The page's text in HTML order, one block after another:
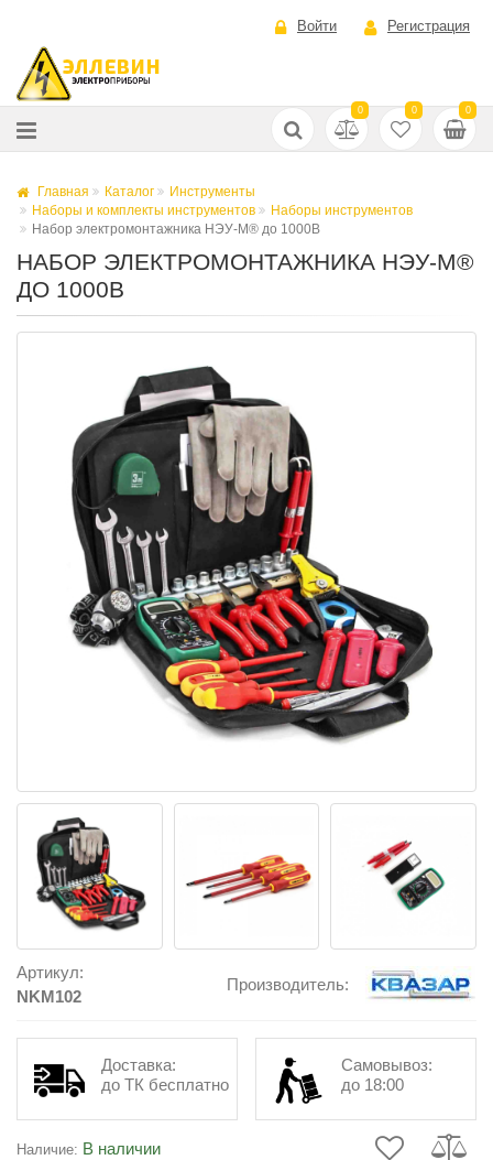
Войти Регистрация
0 0 0
Главная Каталог
Инструменты
Наборы и комплекты инструментов
Наборы инструментов
Набор электромонтажника НЭУ-М® до 1000В
НАБОР ЭЛЕКТРОМОНТАЖНИКА НЭУ-М®
ДО 1000В
Артикул:
NKM102
Производитель:
Доставка:
до ТК бесплатно
Самовывоз:
до 18:00
Наличие: В наличии